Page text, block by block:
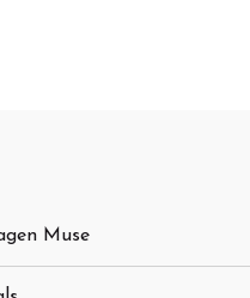
Muse